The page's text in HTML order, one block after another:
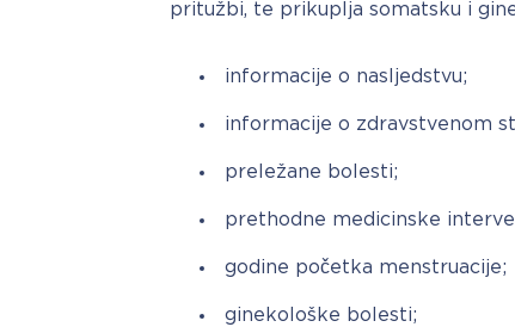
pritužbi, te prikuplja somatsku i
informacije o nasljedstvu;
informacije o zdravstvenom
preležane bolesti;
prethodne medicinske
godine početka menstruacije;
ginekološke bolesti;